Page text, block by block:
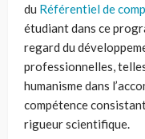
du Référentiel de
étudiant dans ce
regard du
professionnelles,
humanisme dans
compétence
rigueur scientifique.